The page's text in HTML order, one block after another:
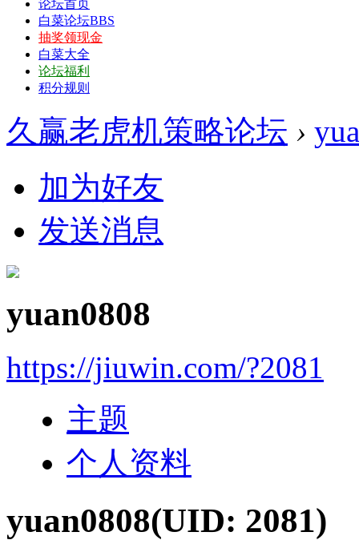
论坛首页
白菜论坛BBS
抽奖领现金
白菜大全
论坛福利
积分规则
久赢老虎机策略论坛 ›
加为好友
发送消息
yuan0808
https://jiuwin.com/?2081
主题
个人资料
yuan0808(UID: 2081)